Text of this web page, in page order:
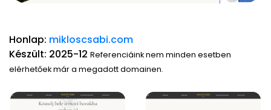
Honlap: mikloscsabi.com
Készült: 2025-12 Referenciáink nem minden esetben
elérhetőek már a megadott domainen.